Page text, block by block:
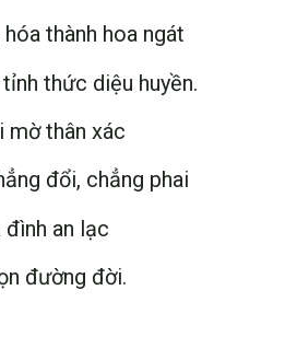
thành hoa ngát
thức diệu huyền.
mờ thân xác
đổi, chẳng phai
an lạc
đường đời.